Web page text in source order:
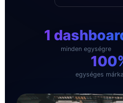
1
minden egységre
egységes